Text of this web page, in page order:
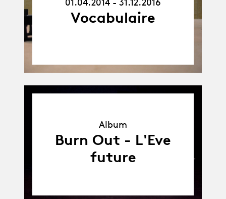
Vocabulaire
Album
Burn Out - L'Eve
future